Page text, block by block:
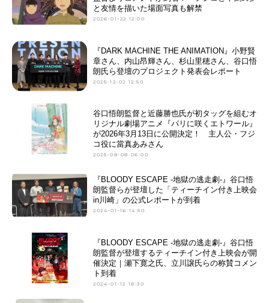
と友情を描いた場面写真も解禁
2026-01-22 12:00
『DARK MACHINE THE ANIMATION』小野賢
章さん、内山昂輝さん、杉山里穂さん、谷口悟
朗氏ら登壇のプロジェクト発表会レポート
2025-12-02 12:50
谷口悟朗監督と近藤勝也氏が初タッグを組むオ
リジナル劇場アニメ『パリに咲くエトワール』
が2026年3月13日に公開決定！ 主人公・フジ
コ役に當真あみさん
2025-08-08 06:00
『BLOODY ESCAPE -地獄の逃⾛劇-』谷口悟
朗監督らが登壇した「ティーチイン付き上映会
in川崎」の公式レポートが到着
2024-01-16 14:50
『BLOODY ESCAPE -地獄の逃⾛劇-』谷口悟
朗監督が登壇するティーチイン付き上映会が開
催決定｜瀬下寛之氏、⽴川譲氏らの称賛コメン
ト到着
2024-01-12 18:30